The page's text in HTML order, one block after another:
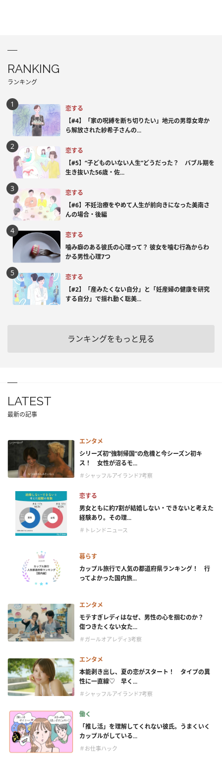
RANKING
ランキング
恋する
【#4】「家の呪縛を断ち切りたい」地元の男尊女卑か
ら解放された紗希子さんの...
恋する
【#5】“子どものいない人生”どうだった？ バブル期を
生き抜いた56歳・佐...
恋する
【#6】不妊治療をやめて人生が前向きになった美南さ
んの場合・後編
恋する
噛み癖のある彼氏の心理って？ 彼女を噛む行為からわ
かる男性心理7つ
恋する
【#2】「産みたくない自分」と「妊産婦の健康を研究
する自分」で揺れ動く聡美...
ランキングをもっと見る
LATEST
最新の記事
エンタメ
シリーズ初“強制帰国”の危機と今シーズン初キ
ス！ 女性が沼るモ...
＃シャッフルアイランド7考察
恋する
男女ともに約7割が結婚しない・できないと考えた
経験あり。その理...
＃トレンドニュース
暮らす
カップル旅行で人気の都道府県ランキング！ 行
ってよかった国内旅...
エンタメ
モテすぎレディはなぜ、男性の心を掴むのか？
傷つきたくない女た...
＃ガールオアレディ3考察
エンタメ
本能剥き出し、夏の恋がスタート！ タイプの異
性に一直線♡ 早く...
＃シャッフルアイランド7考察
働く
「推し活」を理解してくれない彼氏。うまくいく
カップルがしている...
＃お仕事ハック